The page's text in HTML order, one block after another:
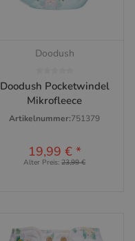
Doodush
Doodush Pocketwindel
Mikrofleece
Artikelnummer:751379
19,99 € *
Alter Preis:23,99 €